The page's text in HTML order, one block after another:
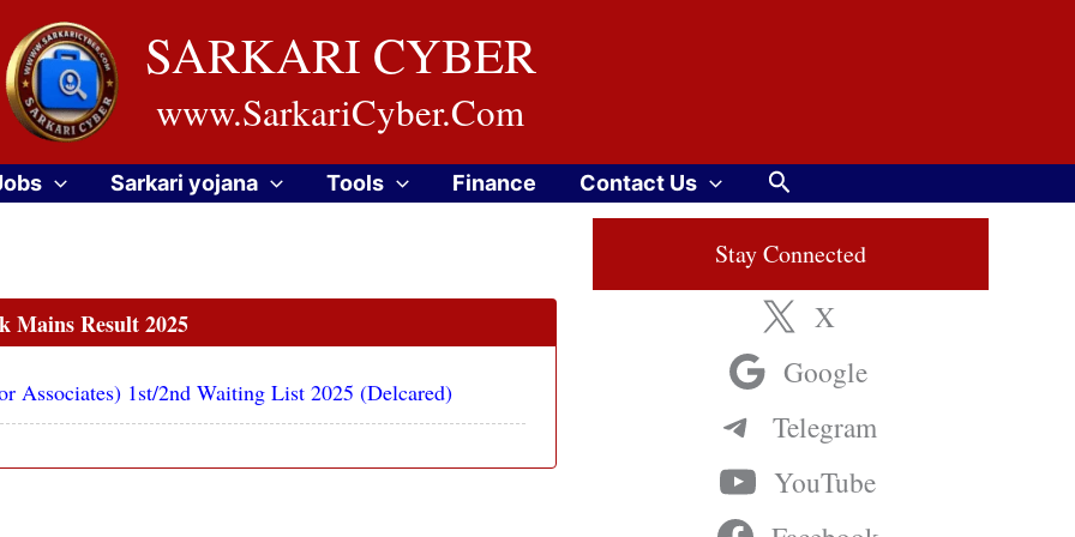
SARKARI CYBER
www.SarkariCyber.Com
Sarkari yojana Tools Finance Contact Us Search
Mains Result 2025
Associates) 1st/2nd Waiting List 2025 (Delcared)
Stay Connected
X
Google
Telegram
YouTube